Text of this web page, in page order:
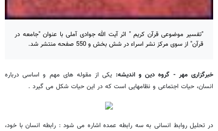
"تفسیر موضوعی قرآن کریم " اثر آیت الله جوادی آملی با عنوان "جامعه در
قرآن" از سوی مرکز نشر اسراء در شش بخش و 550 صفحه منتشر شد.
خبرگزاری مهر - گروه دین و اندیشه: یکی از مقوله های مهم و اساسی درباره
انسان، حیات اجتماعی و نظامهایی است که در این حیات شکل می گیرد .
در تحلیل روابط انسانی به سه رابطه عمده اشاره می شود : رابطه انسان با خود،